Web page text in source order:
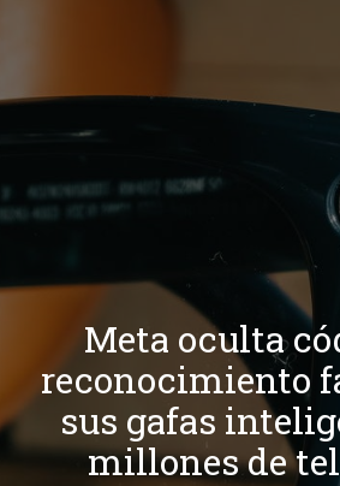
Meta oculta
reconocimiento
sus gafas
millones de